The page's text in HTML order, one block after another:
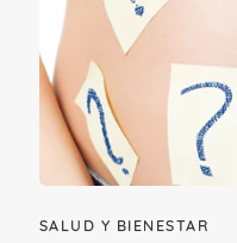
- Busca toda la
para disipar tus
- Tómate la vida
lo importante.
SALUD Y BIENESTAR